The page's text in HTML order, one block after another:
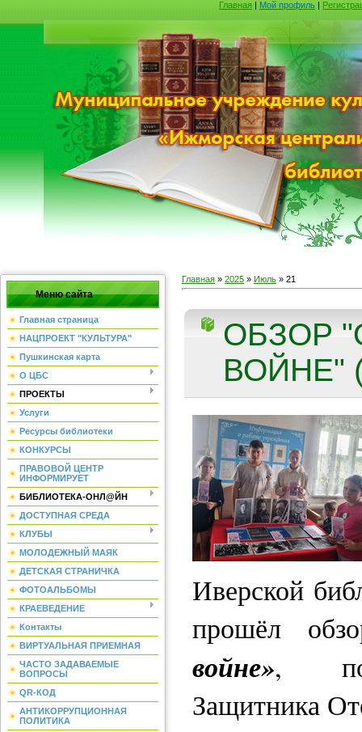
Главная | Мой профиль |
Меню сайта
Главная страница
НАЦПРОЕКТ "КУЛЬТУРА"
Пушкинская карта
О ЦБС
ПРОЕКТЫ
Услуги
Ресурсы библиотеки
КОНКУРСЫ
ПРАВОВОЙ ЦЕНТР
ИНФОРМИРУЕТ
БИБЛИОТЕКА-ОНЛ@ЙН
ДОСТУПНАЯ СРЕДА
КЛУБЫ
МОЛОДЕЖНЫЙ МАЯК
ДЕТСКАЯ СТРАНИЧКА
ФОТОАЛЬБОМЫ
КРАЕВЕДЕНИЕ
Контакты
ВИРТУАЛЬНАЯ ПРИЕМНАЯ
ЧАСТО ЗАДАВАЕМЫЕ
ВОПРОСЫ
QR-КОД
АНТИКОРРУПЦИОННАЯ
ПОЛИТИКА
Главная » 2025 » Июль » 21
ОБЗОР
ВОЙНЕ"
Иверской
прошёл
войне»,
Защитника